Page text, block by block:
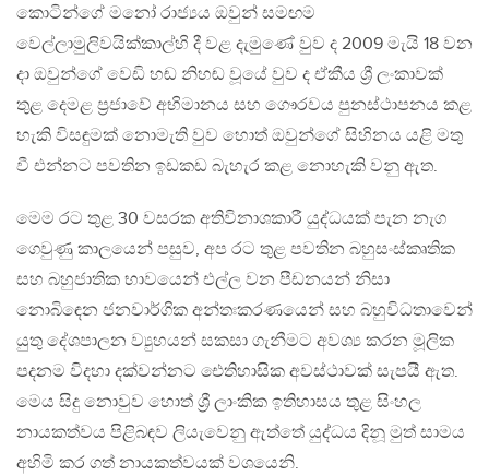
කොටින්ගේ මනෝ රාජ්‍යය ඔවුන් සමඟම
වෙල්ලාමුලිවයික්කාල්හි දී වළ දැමුණේ වුව ද 2009 මැයි 18 වන
දා ඔවුන්ගේ වෙඩි හඬ නිහඬ වූයේ වුව ද ඒකීය ශ්‍රී ලංකාවක්
තුළ දෙමළ ප්‍රජාවේ අභිමානය සහ ගෞරවය පුනස්ථාපනය කළ
හැකි විසඳුමක් නොමැති වුව හොත් ඔවුන්ගේ සිහිනය යළි මතු
වී එන්නට පවතින ඉඩකඩ බැහැර කළ නොහැකි වනු ඇත.
මෙම රට තුළ 30 වසරක අතිවිනාශකාරී යුද්ධයක් පැන නැග
ගෙවුණු කාලයෙන් පසුව, අප රට තුළ පවතින බහුසංස්කෘතික
සහ බහුජාතික භාවයෙන් එල්ල වන පීඩනයන් නිසා
නොබිඳෙන ජනවාර්ගික අන්තඃකරණයෙන් සහ බහුවිධතාවෙන්
යුතු දේශපාලන ව්‍යුහයන් සකසා ගැනීමට අවශ්‍ය කරන මූලික
පදනම විදහා දක්වන්නට ඓතිහාසික අවස්ථාවක් සැපයී ඇත.
මෙය සිදු නොවුව හොත් ශ්‍රී ලාංකික ඉතිහාසය තුළ සිංහල
නායකත්වය පිළිබඳව ලියැවෙනු ඇත්තේ යුද්ධය දිනූ මුත් සාමය
අහිමි කර ගත් නායකත්වයක් වශයෙනි.